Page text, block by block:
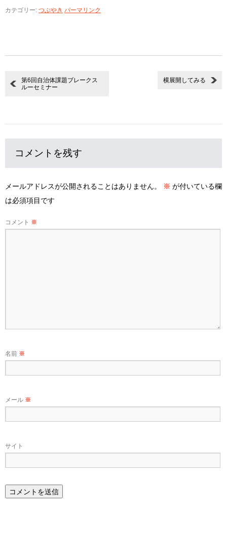
カテゴリー: つぶやき パーマリンク
第6回自治体課題ブレークス
ルーセミナー
横展開してみる
コメントを残す
メールアドレスが公開されることはありません。 ※ が付いている欄
は必須項目です
コメント ※
名前 ※
メール ※
サイト